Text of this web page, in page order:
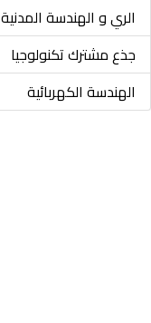
الري و الهندسة المدنية
جذع مشترك تكنولوجيا
الهندسة الكهربائية